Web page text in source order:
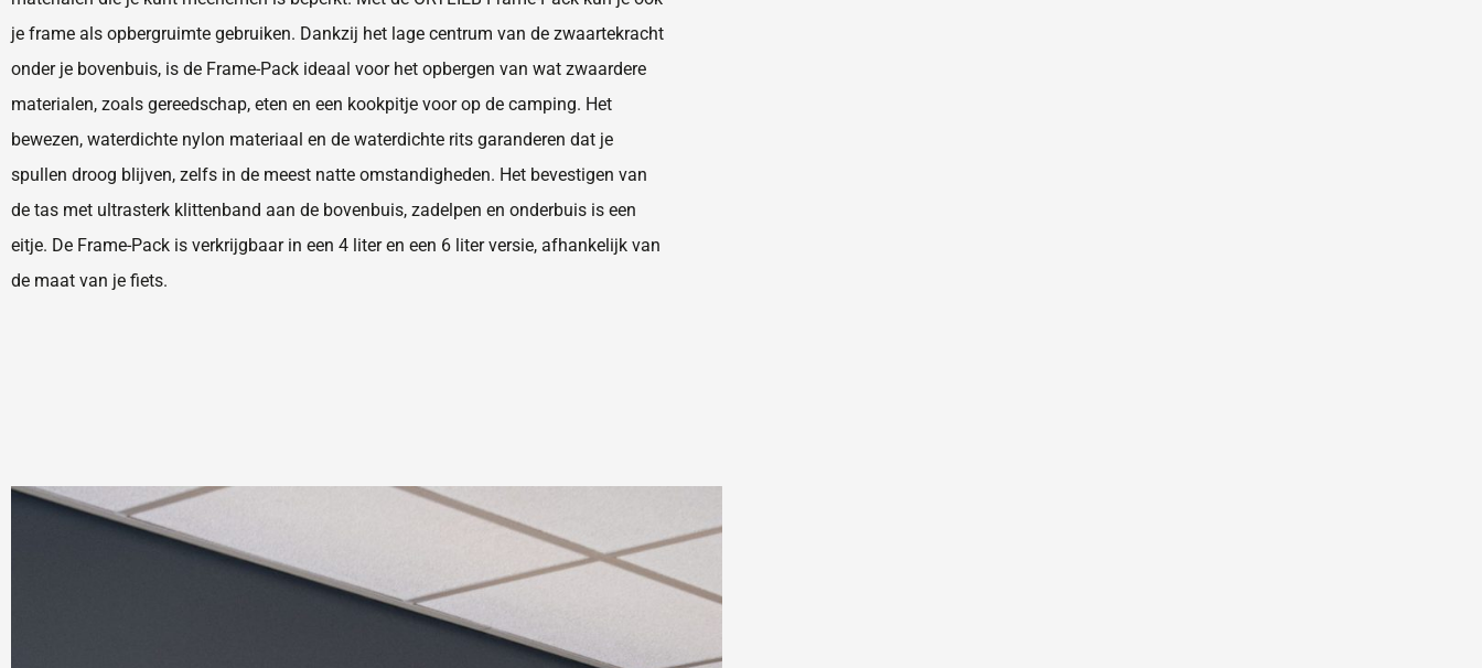
je frame als opbergruimte gebruiken. Dankzij het lage centrum van de zwaartekracht
onder je bovenbuis, is de Frame-Pack ideaal voor het opbergen van wat zwaardere
materialen, zoals gereedschap, eten en een kookpitje voor op de camping. Het
bewezen, waterdichte nylon materiaal en de waterdichte rits garanderen dat je
spullen droog blijven, zelfs in de meest natte omstandigheden. Het bevestigen van
de tas met ultrasterk klittenband aan de bovenbuis, zadelpen en onderbuis is een
eitje. De Frame-Pack is verkrijgbaar in een 4 liter en een 6 liter versie, afhankelijk van
de maat van je fiets.